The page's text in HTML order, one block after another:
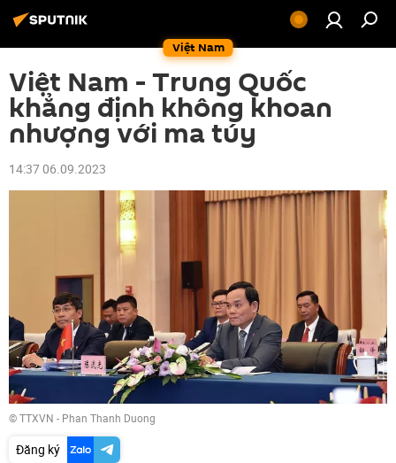
Việt Nam
Việt Nam - Trung Quốc
khẳng định không khoan
nhượng với ma túy
14:37 06.09.2023
© TTXVN - Phan Thanh Duong
Đăng ký